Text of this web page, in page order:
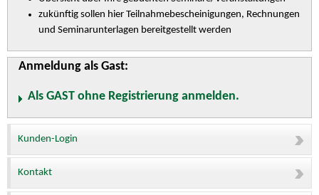
zukünftig sollen hier Teilnahmebescheinigungen, Rechnungen
und Seminarunterlagen bereitgestellt werden
Anmeldung als Gast:
Als GAST ohne Registrierung anmelden.
Kunden-Login
Kontakt